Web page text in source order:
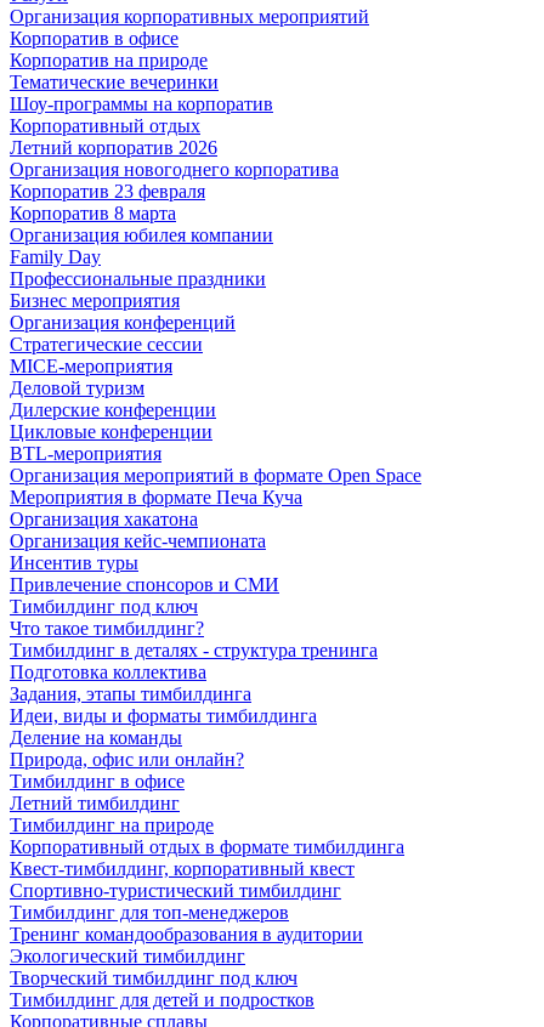
Организация корпоративных мероприятий
Корпоратив в офисе
Корпоратив на природе
Тематические вечеринки
Шоу-программы на корпоратив
Корпоративный отдых
Летний корпоратив 2026
Организация новогоднего корпоратива
Корпоратив 23 февраля
Корпоратив 8 марта
Организация юбилея компании
Family Day
Профессиональные праздники
Бизнес мероприятия
Организация конференций
Стратегические сессии
MICE-мероприятия
Деловой туризм
Дилерские конференции
Цикловые конференции
BTL-мероприятия
Организация мероприятий в формате Open Space
Мероприятия в формате Печа Куча
Организация хакатона
Организация кейс-чемпионата
Инсентив туры
Привлечение спонсоров и СМИ
Тимбилдинг под ключ
Что такое тимбилдинг?
Тимбилдинг в деталях - структура тренинга
Подготовка коллектива
Задания, этапы тимбилдинга
Идеи, виды и форматы тимбилдинга
Деление на команды
Природа, офис или онлайн?
Тимбилдинг в офисе
Летний тимбилдинг
Тимбилдинг на природе
Корпоративный отдых в формате тимбилдинга
Квест-тимбилдинг, корпоративный квест
Спортивно-туристический тимбилдинг
Тимбилдинг для топ-менеджеров
Тренинг командообразования в аудитории
Экологический тимбилдинг
Творческий тимбилдинг под ключ
Тимбилдинг для детей и подростков
Корпоративные сплавы